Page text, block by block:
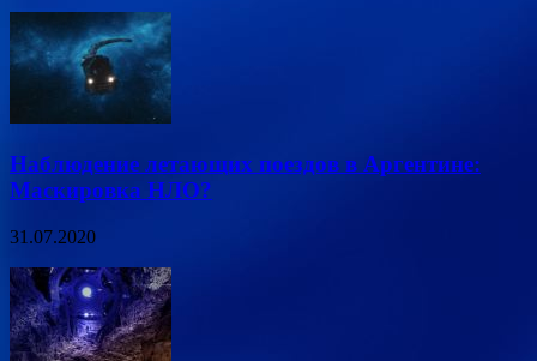
Наблюдение летающих поездов в Аргентине:
Маскировка НЛО?
31.07.2020